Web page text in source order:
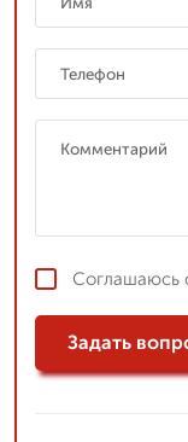
Соглашаюсь
Задать